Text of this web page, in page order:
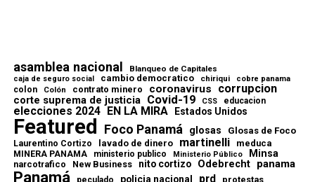
asamblea nacional Blanqueo de Capitales
caja de seguro social cambio democratico chiriqui cobre panama
colon Colón contrato minero coronavirus corrupcion
corte suprema de justicia Covid-19 CSS educacion
elecciones 2024 EN LA MIRA Estados Unidos
Featured Foco Panamá glosas Glosas de Foco
Laurentino Cortizo lavado de dinero martinelli meduca
MINERA PANAMA ministerio publico Ministerio Público Minsa
narcotrafico New Business nito cortizo Odebrecht panama
Panamá peculado policia nacional prd protestas